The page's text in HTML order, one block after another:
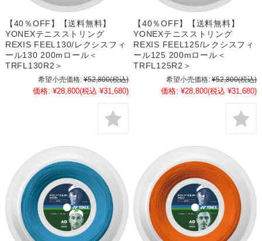
【40％OFF】【送料無料】
YONEXテニスストリング
REXIS FEEL130/レクシスフィ
ール130 200mロール＜
TRFL130R2＞
希望小売価格: ¥52,800(税込)
価格: ¥28,800(税込 ¥31,680)
【40％OFF】【送料無料】
YONEXテニスストリング
REXIS FEEL125/レクシスフィ
ール125 200mロール＜
TRFL125R2＞
希望小売価格: ¥52,800(税込)
価格: ¥28,800(税込 ¥31,680)